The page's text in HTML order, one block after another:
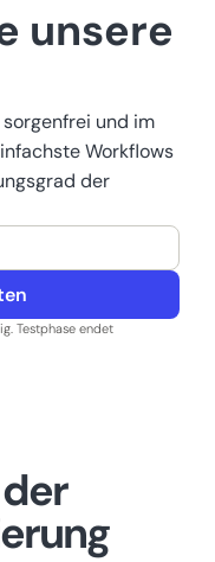
unsere
und im
Workflows
der
Testphase endet